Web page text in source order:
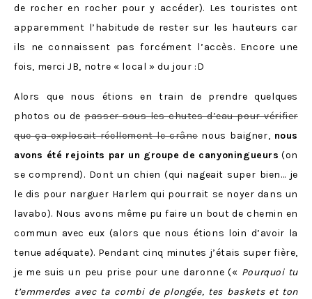
de rocher en rocher pour y accéder). Les touristes ont
apparemment l’habitude de rester sur les hauteurs car
ils ne connaissent pas forcément l’accès. Encore une
fois, merci JB, notre « local » du jour :D
Alors que nous étions en train de prendre quelques
photos ou depasser sous les chutes d’eau pour vérifier
que ça explosait réellement le crânenous baigner, nous
avons été rejoints par un groupe de canyoningueurs (on
se comprend). Dont un chien (qui nageait super bien… je
le dis pour narguer Harlem qui pourrait se noyer dans un
lavabo). Nous avons même pu faire un bout de chemin en
commun avec eux (alors que nous étions loin d’avoir la
tenue adéquate). Pendant cinq minutes j’étais super fière,
je me suis un peu prise pour une daronne (« Pourquoi tu
t’emmerdes avec ta combi de plongée, tes baskets et ton